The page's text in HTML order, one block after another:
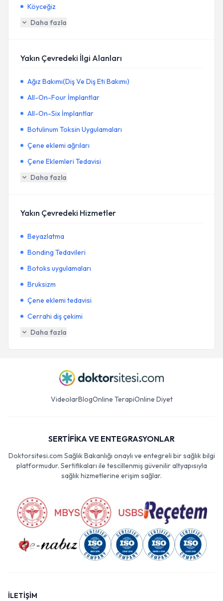
Köyceğiz
Daha fazla
Yakın Çevredeki İlgi Alanları
Ağız Bakımı(Diş Ve Diş Eti Bakımı)
All-On-Four İmplantlar
All-On-Six İmplantlar
Botulinum Toksin Uygulamaları
Çene eklemi ağrıları
Çene Eklemleri Tedavisi
Daha fazla
Yakın Çevredeki Hizmetler
Beyazlatma
Bonding Tedavileri
Botoks uygulamaları
Bruksizm
Çene eklemi tedavisi
Cerrahi diş çekimi
Daha fazla
VideolarBlogOnline TerapiOnline Diyet
SERTİFİKA VE ENTEGRASYONLAR
Doktorsitesi.com Sağlık Bakanlığı onaylı ve entegreli bir sağlık bilgi
platformudur. Sertifikaları ile tescillenmiş güvenilir altyapısıyla
sağlık hizmetlerine erişim sağlar.
İLETİŞİM